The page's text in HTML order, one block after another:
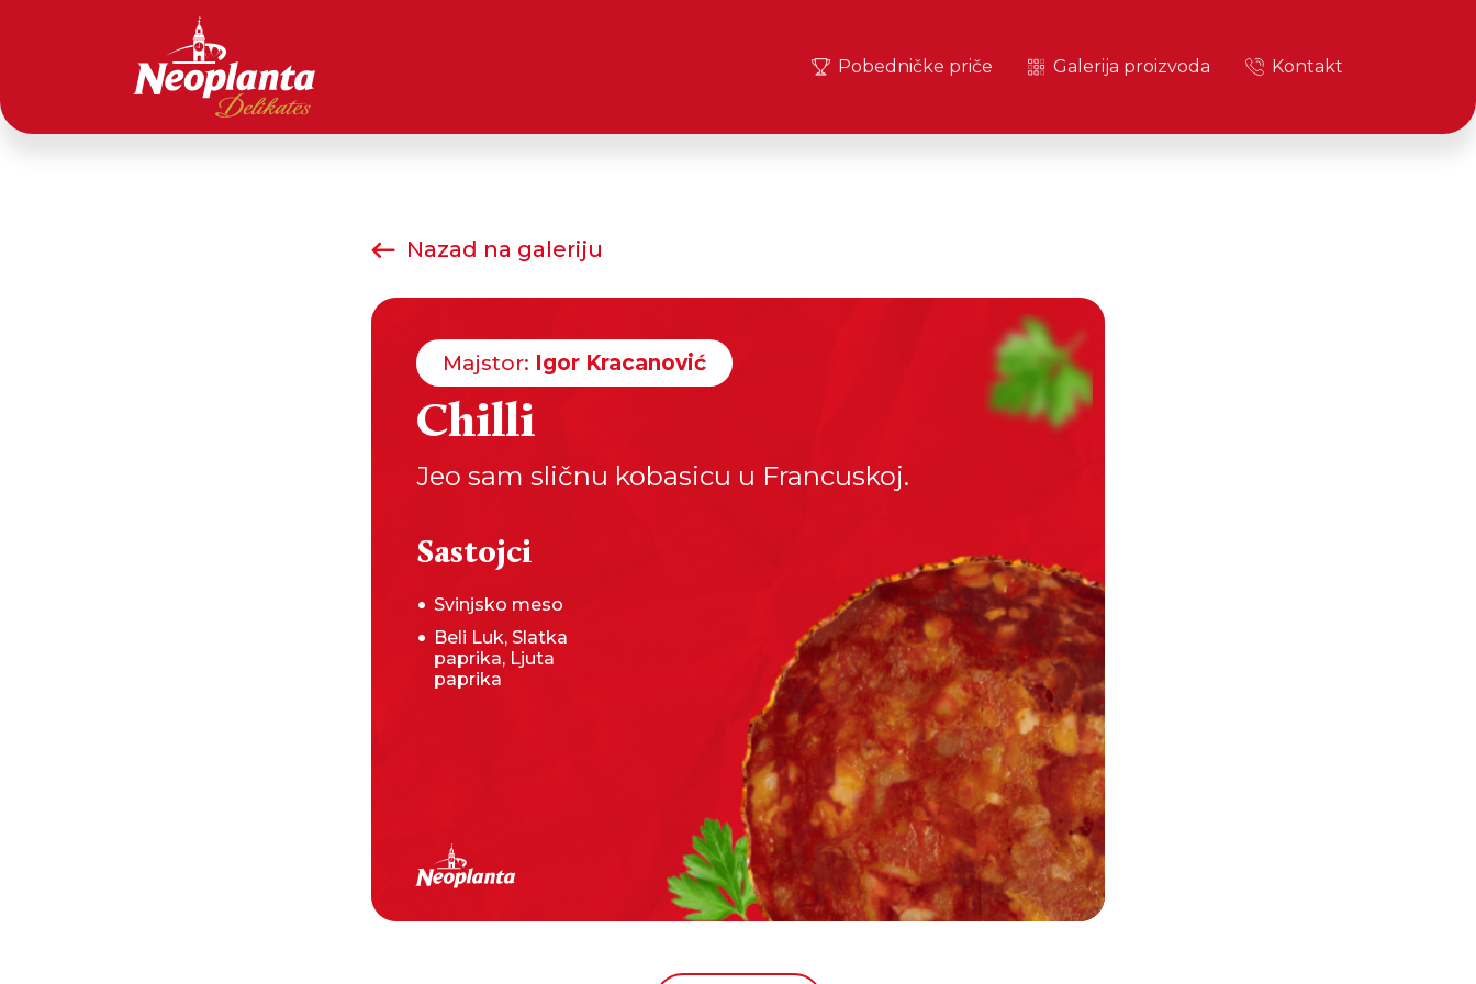
Pobedničke priče Galerija proizvoda Kontakt
Nazad na galeriju
Majstor: Igor Kracanović
Chilli
Jeo sam sličnu kobasicu u Francuskoj.
Sastojci
Svinjsko meso
Beli Luk, Slatka
paprika, Ljuta
paprika